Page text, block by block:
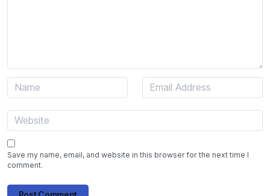
Save my name, email, and website in this browser for the next time I
comment.